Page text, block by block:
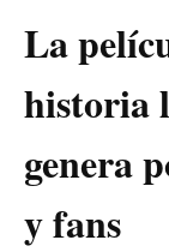
La
historia
genera
y fans